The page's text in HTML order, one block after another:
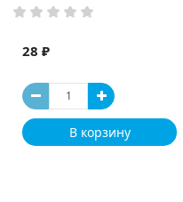
28 ₽
В корзину